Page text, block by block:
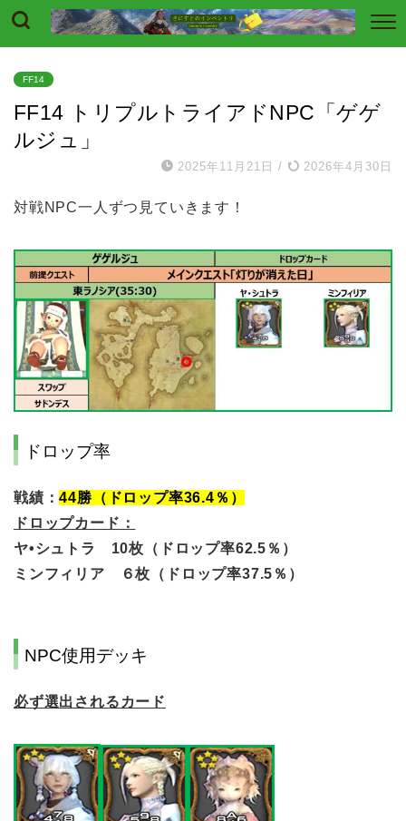
FF14
FF14 トリプルトライアドNPC「ゲゲ
ルジュ」
2025年11月21日 / 2026年4月30日
対戦NPC一人ずつ見ていきます！
ドロップ率
戦績：44勝（ドロップ率36.4％）
ドロップカード：
ヤ•シュトラ 10枚（ドロップ率62.5％）
ミンフィリア ６枚（ドロップ率37.5％）
NPC使用デッキ
必ず選出されるカード